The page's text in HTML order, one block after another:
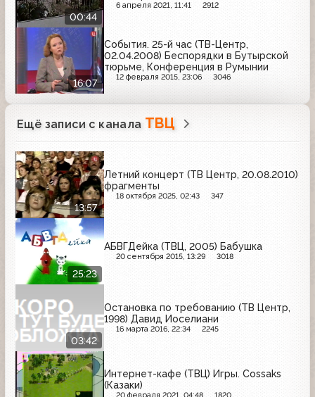
00:44
6 апреля 2021, 11:41 2912
16:07
События. 25-й час (ТВ-Центр,
02.04.2008) Беспорядки в Бутырской
тюрьме, Конференция в Румынии
12 февраля 2015, 23:06 3046
Ещё записи с канала ТВЦ
13:57
Летний концерт (ТВ Центр, 20.08.2010)
фрагменты
18 октября 2025, 02:43 347
25:23
АБВГДейка (ТВЦ, 2005) Бабушка
20 сентября 2015, 13:29 3018
03:42
Остановка по требованию (ТВ Центр,
1998) Давид Иоселиани
16 марта 2016, 22:34 2245
Интернет-кафе (ТВЦ) Игры. Cossaks
(Казаки)